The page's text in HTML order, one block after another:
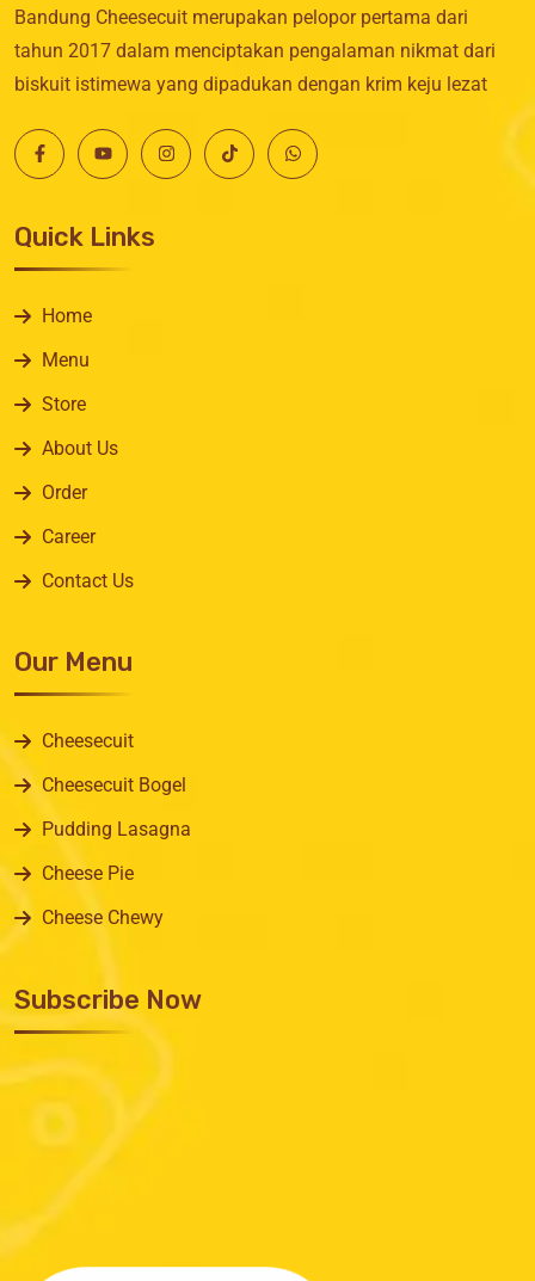
Bandung Cheesecuit merupakan pelopor pertama dari
tahun 2017 dalam menciptakan pengalaman nikmat dari
biskuit istimewa yang dipadukan dengan krim keju lezat
Quick Links
Home
Menu
Store
About Us
Order
Career
Contact Us
Our Menu
Cheesecuit
Cheesecuit Bogel
Pudding Lasagna
Cheese Pie
Cheese Chewy
Subscribe Now